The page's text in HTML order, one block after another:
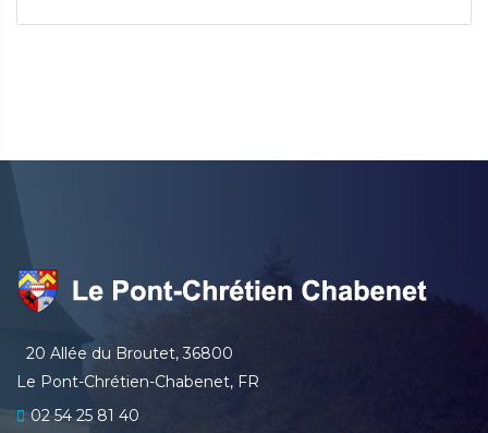
20 Allée du Broutet, 36800
Le Pont-Chrétien-Chabenet, FR
02 54 25 81 40